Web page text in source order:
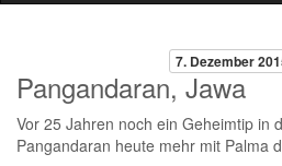
7. Dezember
Pangandaran, Jawa
Vor 25 Jahren noch ein Geheimtip in
Pangandaran heute mehr mit Palma